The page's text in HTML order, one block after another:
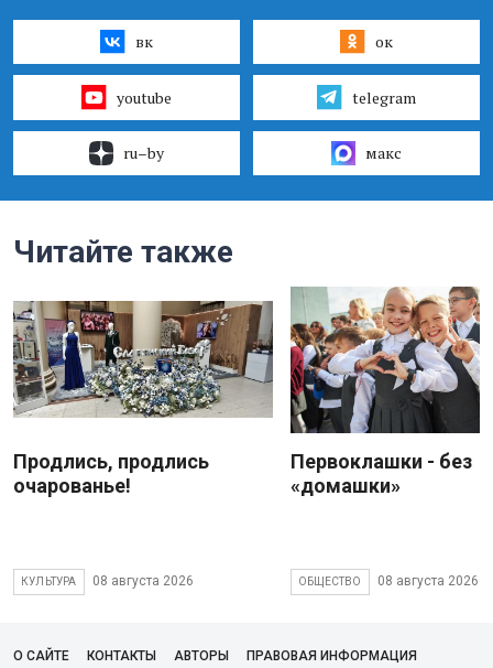
вк ок
youtube telegram
ru–by макс
Читайте также
Продлись, продлись
очарованье!
КУЛЬТУРА 08 августа 2026
Первоклашки - без
«домашки»
ОБЩЕСТВО 08 августа 2026
О САЙТЕ КОНТАКТЫ АВТОРЫ ПРАВОВАЯ ИНФОРМАЦИЯ